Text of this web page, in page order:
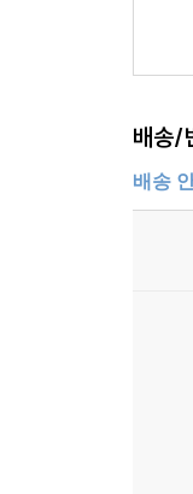
배송/
배송